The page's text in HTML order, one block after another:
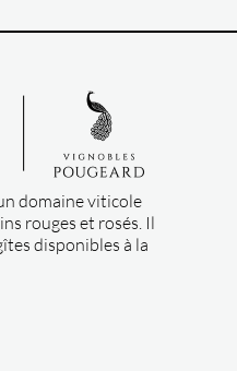
domaine viticole
rouges et rosés. Il
disponibles à la